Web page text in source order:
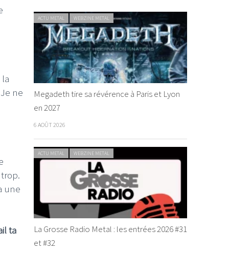
ne
une
ta
ACTU METAL WEBZINE METAL
Megadeth tire sa révérence à Paris et Lyon
en 2027
6 AOÛT 2026
ACTU METAL WEBZINE METAL
La Grosse Radio Metal : les entrées 2026 #31
et #32